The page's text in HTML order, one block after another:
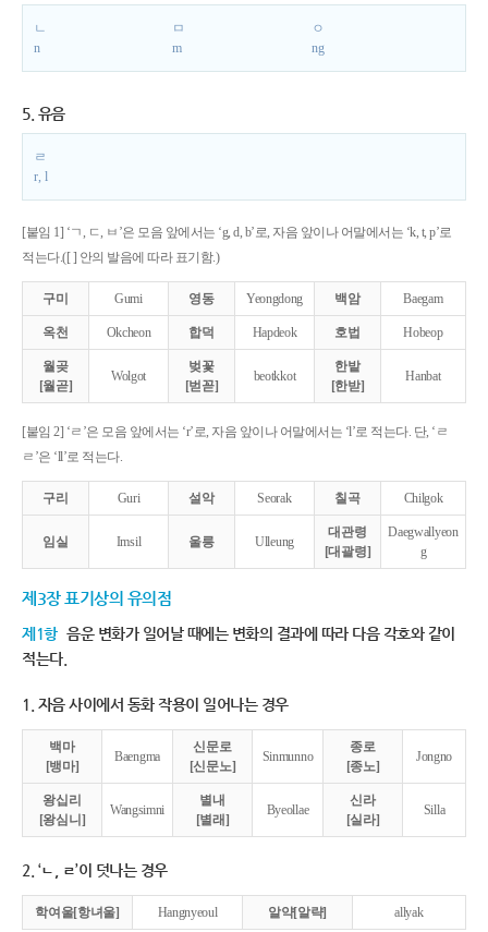
ㄴ
n
ㅁ
m
ㅇ
ng
5. 유음
ㄹ
r, l
[붙임 1] ‘ㄱ, ㄷ, ㅂ’은 모음 앞에서는 ‘g, d, b’로, 자음 앞이나 어말에서는 ‘k, t, p’로
적는다.([ ] 안의 발음에 따라 표기함.)
구미 Gumi 영동 Yeongdong 백암 Baegam
옥천 Okcheon 합덕 Hapdeok 호법 Hobeop
월곶
[월곧]
Wolgot
벚꽃
[벋꼳]
beotkkot
한밭
[한받]
Hanbat
[붙임 2] ‘ㄹ’은 모음 앞에서는 ‘r’로, 자음 앞이나 어말에서는 ‘l’로 적는다. 단, ‘ㄹ
ㄹ’은 ‘ll’로 적는다.
구리 Guri 설악 Seorak 칠곡 Chilgok
임실 Imsil 울릉 Ulleung
대관령
[대괄령]
Daegwallyeon
g
제3장 표기상의 유의점
제1항 음운 변화가 일어날 때에는 변화의 결과에 따라 다음 각호와 같이
적는다.
1. 자음 사이에서 동화 작용이 일어나는 경우
백마
[뱅마]
Baengma
신문로
[신문노]
Sinmunno
종로
[종노]
Jongno
왕십리
[왕심니]
Wangsimni
별내
[별래]
Byeollae
신라
[실라]
Silla
2. ‘ㄴ, ㄹ’이 덧나는 경우
학여울[항녀울] Hangnyeoul 알약[알략] allyak